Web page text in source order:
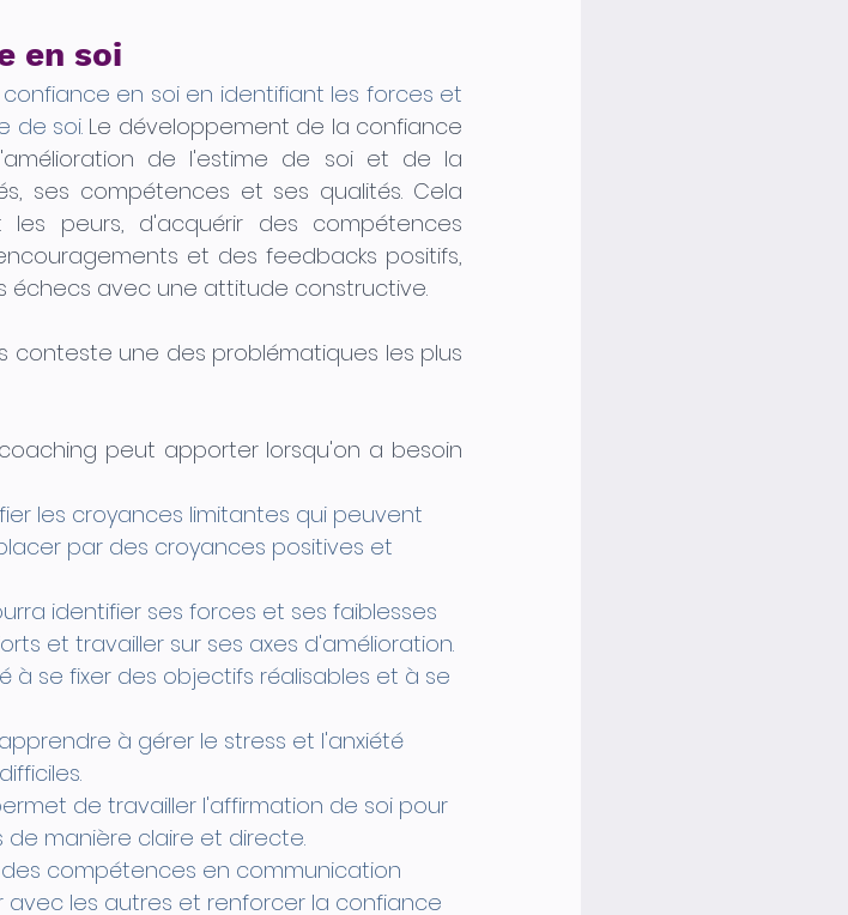
en soi
en soi en identifiant les forces et
de soi. Le développement de la confiance
de l'estime de soi et de la
ses compétences et ses qualités. Cela
peurs, d'acquérir des compétences
et des feedbacks positifs,
échecs avec une attitude constructive.
conteste une des problématiques les plus
peut apporter lorsqu'on a besoin
les croyances limitantes qui peuvent
par des croyances positives et
identifier ses forces et ses faiblesses
et travailler sur ses axes d'amélioration.
se fixer des objectifs réalisables et à se
à gérer le stress et l'anxiété
de travailler l'affirmation de soi pour
de manière claire et directe.
compétences en communication
avec les autres et renforcer la confiance